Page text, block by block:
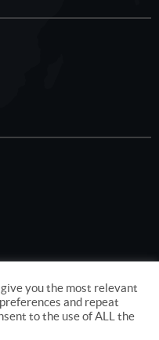
you the most relevant
and repeat
to the use of ALL the